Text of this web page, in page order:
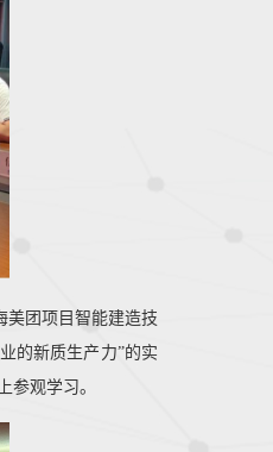
美团项目智能建造技
的新质生产力”的实
参观学习。